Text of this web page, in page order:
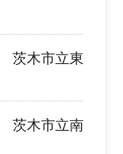
茨木市立東
茨木市立南